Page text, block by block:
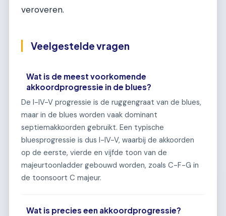
veroveren.
Veelgestelde vragen
Wat is de meest voorkomende
akkoordprogressie in de blues?
De I-IV-V progressie is de ruggengraat van de blues,
maar in de blues worden vaak dominant
septiemakkoorden gebruikt. Een typische
bluesprogressie is dus I-IV-V, waarbij de akkoorden
op de eerste, vierde en vijfde toon van de
majeurtoonladder gebouwd worden, zoals C-F-G in
de toonsoort C majeur.
Wat is precies een akkoordprogressie?